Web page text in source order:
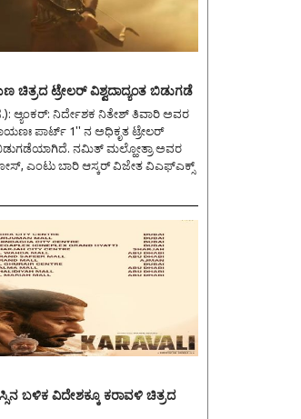
ಚಿತ್ರದ ಟ್ರೇಲರ್ ವಿಶ್ವದಾದ್ಯಂತ ಬಿಡುಗಡೆ
ಪಾರ್ಟ್ 1'' ನ ಅಧಿಕೃತ ಟ್ರೇಲರ್
ಬಿಡುಗಡೆಯಾಗಿದೆ. ನಮಿತ್ ಮಲ್ಹೋತ್ರಾ ಅವರ
ಎಂಟು ಬಾರಿ ಆಸ್ಕರ್ ವಿಜೇತ ವಿಎಫ್ಎಕ್ಸ್
ಬಳಿಕ ವಿದೇಶಕ್ಕೂ ಕರಾವಳಿ ಚಿತ್ರದ